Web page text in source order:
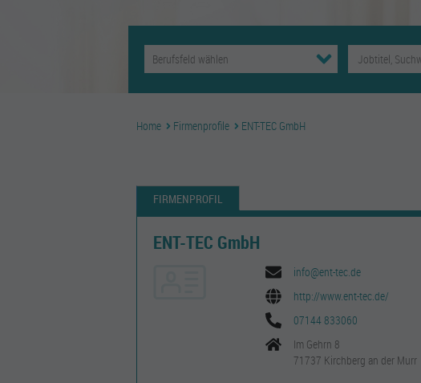
Home Firmenprofile ENT-TEC GmbH
FIRMENPROFIL
ENT-TEC GmbH
info@ent-tec.de
http://www.ent-tec.de/
07144 833060
Im Gehrn 8
71737 Kirchberg an der Murr